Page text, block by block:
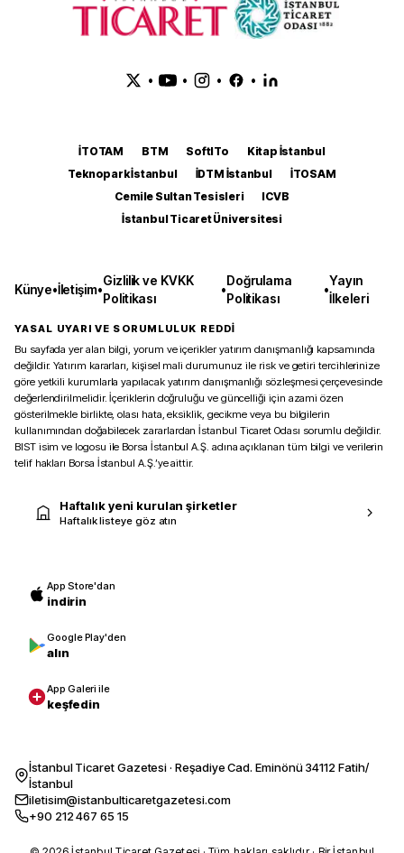
• • • •
İTOTAM BTM SoftITo
Kitap İstanbul
Teknopark İstanbul
İDTM İstanbul
İTOSAM
Cemile Sultan Tesisleri
ICVB
İstanbul Ticaret Üniversitesi
Künye•İletişim•
Gizlilik ve KVKK
Politikası
•
Doğrulama
Politikası
•
Yayın
İlkeleri
YASAL UYARI VE SORUMLULUK REDDİ
Bu sayfada yer alan bilgi, yorum ve içerikler yatırım danışmanlığı kapsamında
değildir. Yatırım kararları, kişisel mali durumunuz ile risk ve getiri tercihlerinize
göre yetkili kurumlarla yapılacak yatırım danışmanlığı sözleşmesi çerçevesinde
değerlendirilmelidir. İçeriklerin doğruluğu ve güncelliği için azami özen
gösterilmekle birlikte, olası hata, eksiklik, gecikme veya bu bilgilerin
kullanımından doğabilecek zararlardan İstanbul Ticaret Odası sorumlu değildir.
BIST isim ve logosu ile Borsa İstanbul A.Ş. adına açıklanan tüm bilgi ve verilerin
telif hakları Borsa İstanbul A.Ş.’ye aittir.
Haftalık yeni kurulan şirketler
Haftalık listeye göz atın
App Store'dan
indirin
Google Play'den
alın
App Galeri ile
keşfedin
İstanbul Ticaret Gazetesi · Reşadiye Cad. Eminönü 34112 Fatih/
İstanbul
iletisim@istanbulticaretgazetesi.com
+90 212 467 65 15